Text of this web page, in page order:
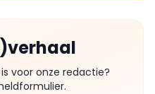
voor onze redactie?